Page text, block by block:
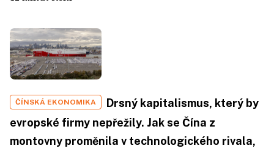
ČÍNSKÁ EKONOMIKA
Drsný kapitalismus, který by
evropské firmy nepřežily. Jak se Čína z
montovny proměnila v technologického rivala,